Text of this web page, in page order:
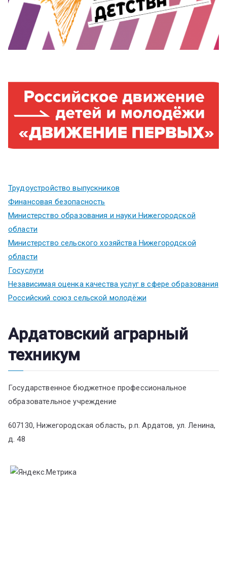
Трудоустройство выпускников
Финансовая безопасность
Министерство образования и науки Нижегородской
области
Министерство сельского хозяйства Нижегородской
области
Госуслуги
Независимая оценка качества услуг в сфере образования
Российский союз сельской молодёжи
Ардатовский аграрный
техникум
Государственное бюджетное профессиональное
образовательное учреждение
607130, Нижегородская область, р.п. Ардатов, ул. Ленина,
д. 48